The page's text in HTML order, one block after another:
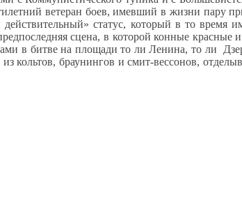
ветеран боев, имевший в жизни пару
статус, который в то время
сцена, в которой конные красные
в битве на площади то ли Ленина, то ли
кольтов, браунингов и смит-вессонов,